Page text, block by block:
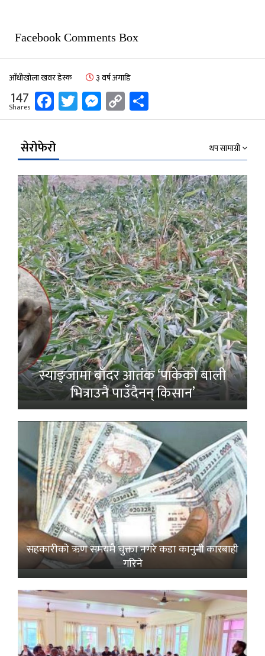
Facebook Comments Box
आँधीखोला खवर डेस्क ३ वर्ष अगाडि
147
Shares Facebook
Twitter
Messenger
Copy
Link
सेरोफेरो थप सामाग्री
स्याङ्जामा बाँदर आतंक ‘पाकेको बाली
भित्राउनै पाउँदैनन् किसान’
सहकारीको ऋण समयमै चुक्ता नगरे कडा कानुनी कारबाही
गरिने